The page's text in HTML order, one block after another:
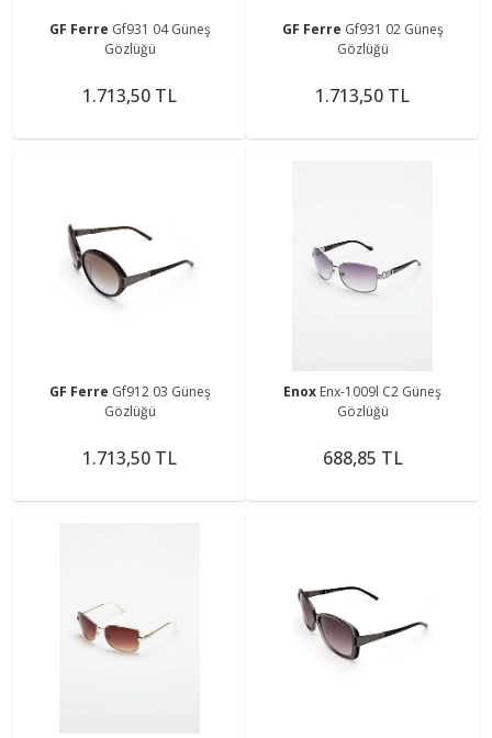
GF Ferre Gf931 04 Güneş
Gözlüğü
1.713,50 TL
GF Ferre Gf931 02 Güneş
Gözlüğü
1.713,50 TL
GF Ferre Gf912 03 Güneş
Gözlüğü
1.713,50 TL
Enox Enx-1009l C2 Güneş
Gözlüğü
688,85 TL